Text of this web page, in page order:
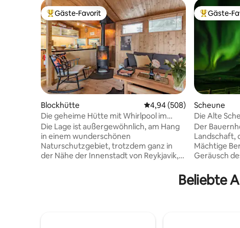
Beliebter Gäste-Favorit.
Gäste-Favorit
Blockhütte Durchschnittliche
4,94 (508)
Die geheime Hütte mit Whirlpool im
Naturreservat
Die Lage ist außergewöhnlich, am Hang
in einem wunderschönen
Naturschutzgebiet, trotzdem ganz in
der Nähe der Innenstadt von Reykjavik,
Beliebter
Gäste-
Scheune
Die Alte
Der
Landschaft,
Mächtige
Geräusch
Schlucht.
Fenster,
Beliebte